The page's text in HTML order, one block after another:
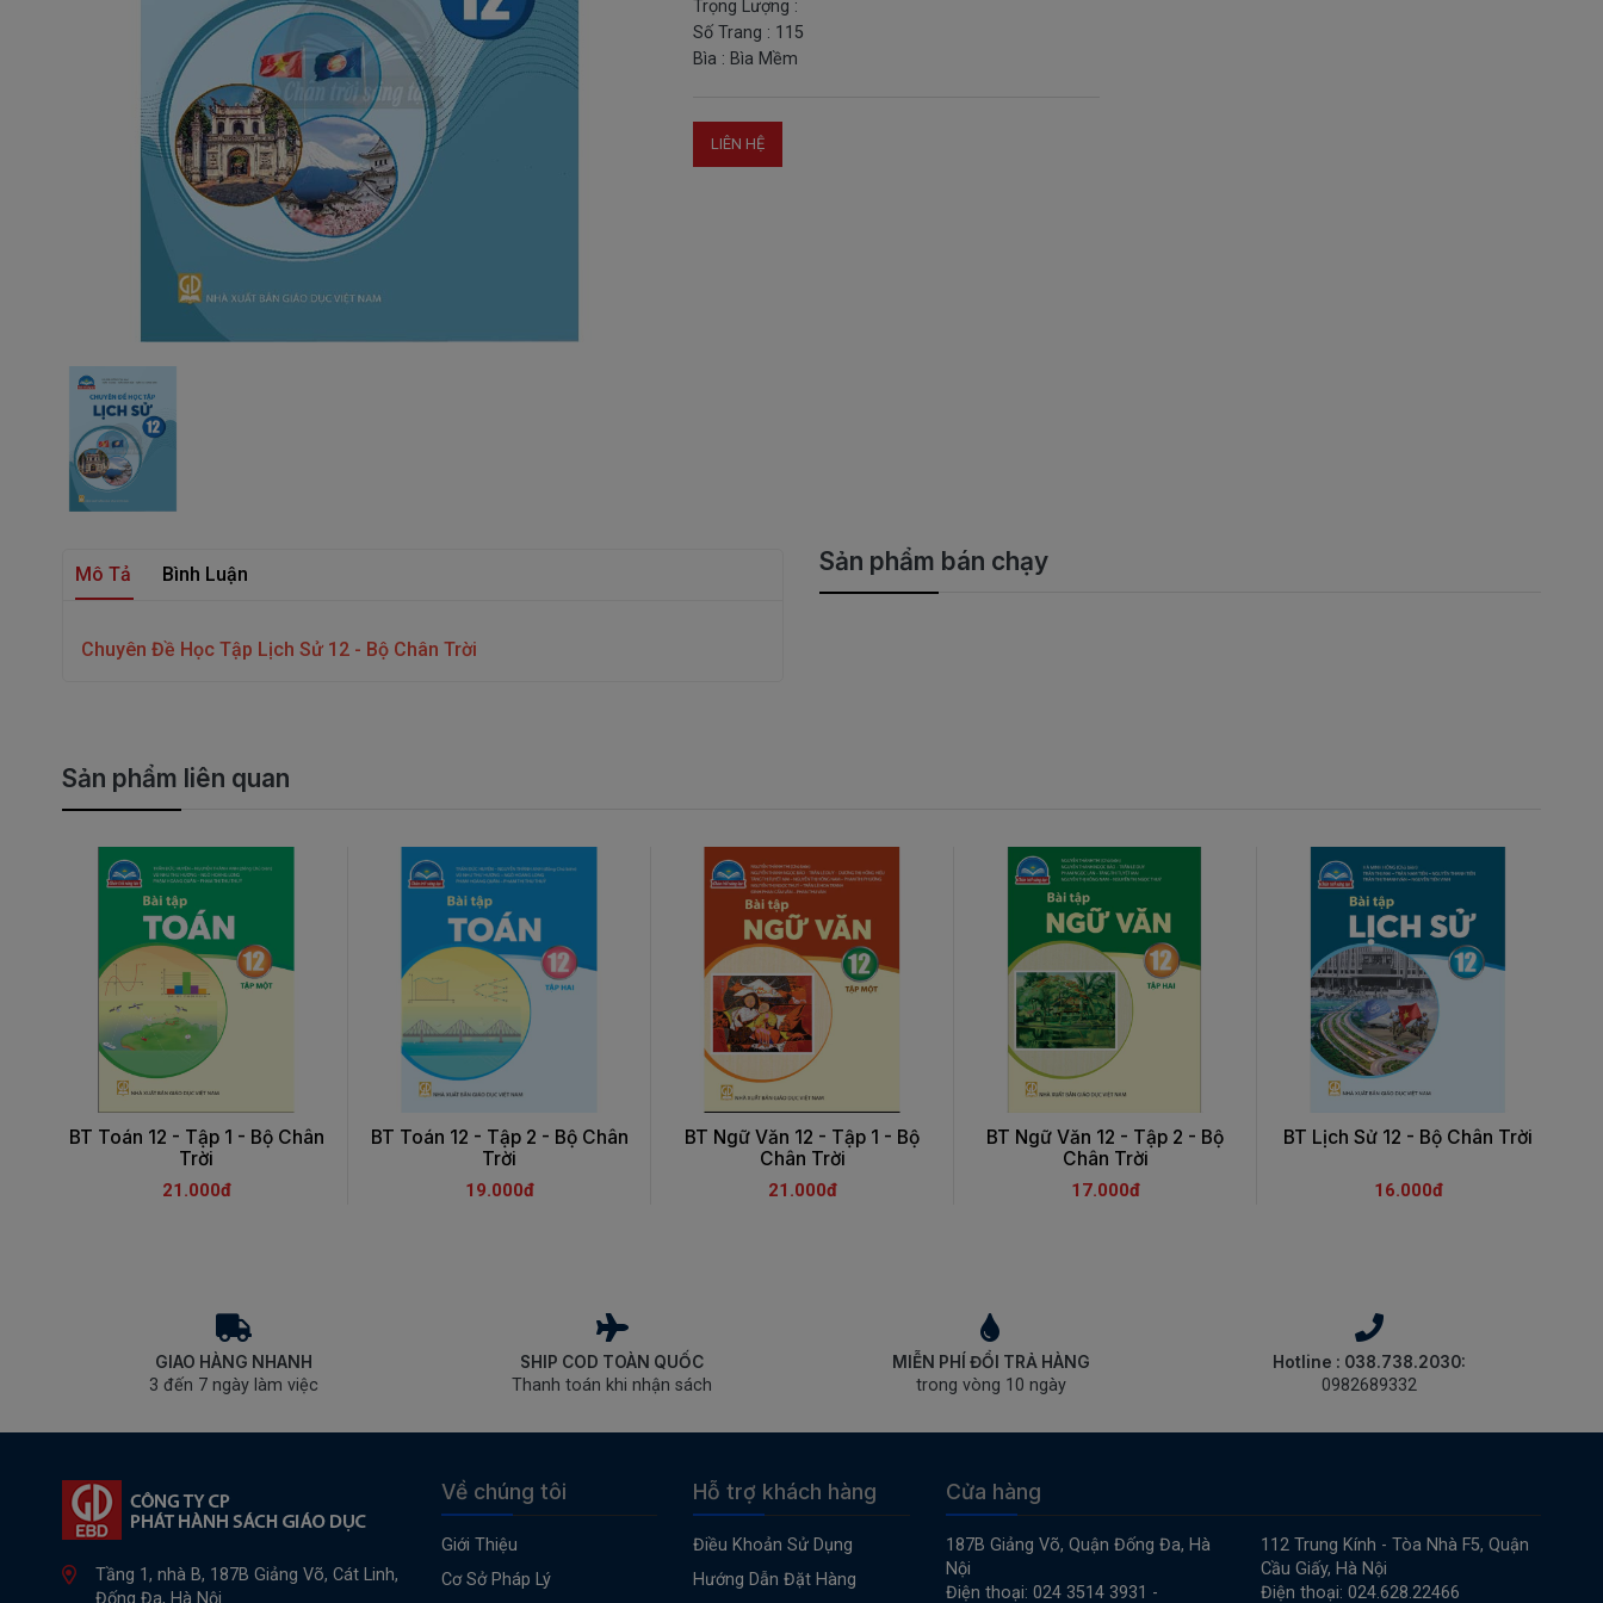
Trọng Lượng :
Số Trang : 115
Bìa : Bìa Mềm
LIÊN HỆ
Mô Tả Bình Luận
Chuyên Đề Học Tập Lịch Sử 12 - Bộ Chân Trời
Sản phẩm bán chạy
Sản phẩm liên quan
BT Toán 12 - Tập 1 - Bộ Chân
Trời
21.000đ
BT Toán 12 - Tập 2 - Bộ Chân
Trời
19.000đ
BT Ngữ Văn 12 - Tập 1 - Bộ
Chân Trời
21.000đ
BT Ngữ Văn 12 - Tập 2 - Bộ
Chân Trời
17.000đ
BT Lịch Sử 12 - Bộ Chân Trời
16.000đ
GIAO HÀNG NHANH
3 đến 7 ngày làm việc
SHIP COD TOÀN QUỐC
Thanh toán khi nhận sách
MIỄN PHÍ ĐỔI TRẢ HÀNG
trong vòng 10 ngày
Hotline : 038.738.2030:
0982689332
Tầng 1, nhà B, 187B Giảng Võ, Cát Linh,
Về chúng tôi
Giới Thiệu
Cơ Sở Pháp Lý
Hỗ trợ khách hàng
Điều Khoản Sử Dụng
Hướng Dẫn Đặt Hàng
Cửa hàng
187B Giảng Võ, Quận Đống Đa, Hà
Nội
Điện thoại: 024 3514 3931 -
112 Trung Kính - Tòa Nhà F5, Quận
Cầu Giấy, Hà Nội
Điện thoại: 024.628.22466